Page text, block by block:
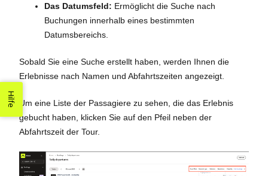
Das Datumsfeld: Ermöglicht die Suche nach
Buchungen innerhalb eines bestimmten
Datumsbereichs.
Sobald Sie eine Suche erstellt haben, werden Ihnen die
Erlebnisse nach Namen und Abfahrtszeiten angezeigt.
Um eine Liste der Passagiere zu sehen, die das Erlebnis
gebucht haben, klicken Sie auf den Pfeil neben der
Abfahrtszeit der Tour.
Hilfe